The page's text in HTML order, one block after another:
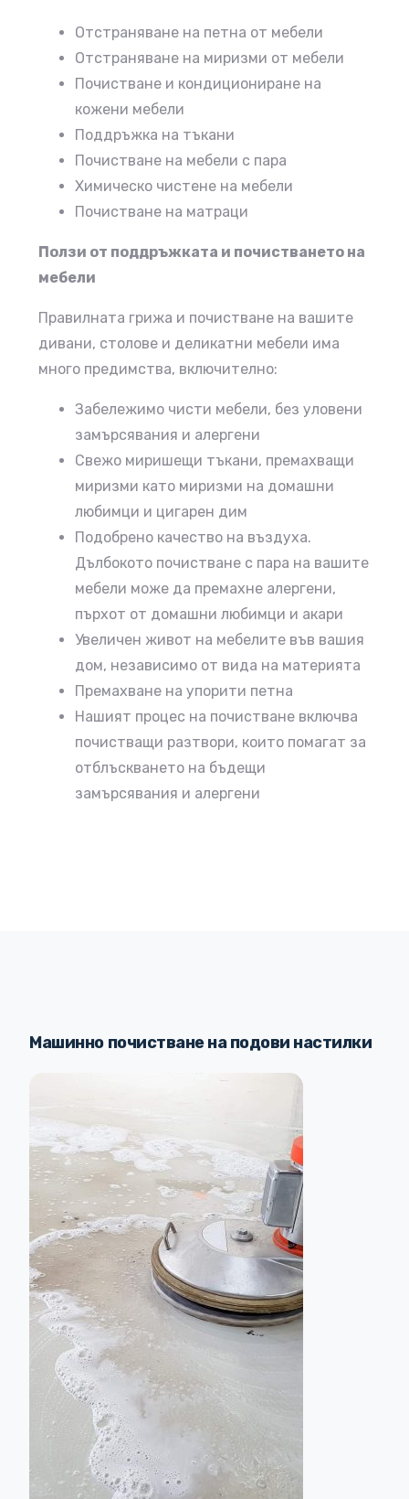
Отстраняване на петна от мебели
Отстраняване на миризми от мебели
Почистване и кондициониране на
кожени мебели
Поддръжка на тъкани
Почистване на мебели с пара
Химическо чистене на мебели
Почистване на матраци
Ползи от поддръжката и почистването на
мебели
Правилната грижа и почистване на вашите
дивани, столове и деликатни мебели има
много предимства, включително:
Забележимо чисти мебели, без уловени
замърсявания и алергени
Свежо миришещи тъкани, премахващи
миризми като миризми на домашни
любимци и цигарен дим
Подобрено качество на въздуха.
Дълбокото почистване с пара на вашите
мебели може да премахне алергени,
пърхот от домашни любимци и акари
Увеличен живот на мебелите във вашия
дом, независимо от вида на материята
Премахване на упорити петна
Нашият процес на почистване включва
почистващи разтвори, които помагат за
отблъскването на бъдещи
замърсявания и алергени
Машинно почистване на подови настилки